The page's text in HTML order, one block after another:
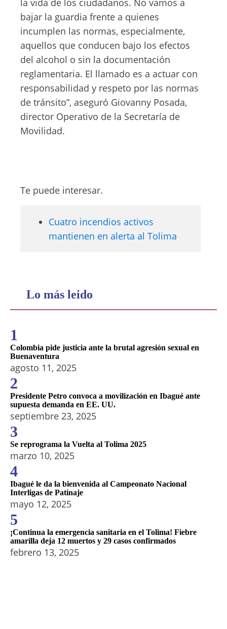
la vida de los ciudadanos. No vamos a
bajar la guardia frente a quienes
incumplen las normas, especialmente,
aquellos que conducen bajo los efectos
del alcohol o sin la documentación
reglamentaria. El llamado es a actuar con
responsabilidad y respeto por las normas
de tránsito”, aseguró Giovanny Posada,
director Operativo de la Secretaría de
Movilidad.
Te puede interesar.
Cuatro incendios activos
mantienen en alerta al Tolima
Lo más leido
1
Colombia pide justicia ante la brutal agresión sexual en
Buenaventura
agosto 11, 2025
2
Presidente Petro convoca a movilización en Ibagué ante
supuesta demanda en EE. UU.
septiembre 23, 2025
3
Se reprograma la Vuelta al Tolima 2025
marzo 10, 2025
4
Ibagué le da la bienvenida al Campeonato Nacional
Interligas de Patinaje
mayo 12, 2025
5
¡Continua la emergencia sanitaria en el Tolima! Fiebre
amarilla deja 12 muertos y 29 casos confirmados
febrero 13, 2025